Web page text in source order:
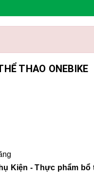
THAO ONEBIKE
Kiện - Thực phẩm bổ